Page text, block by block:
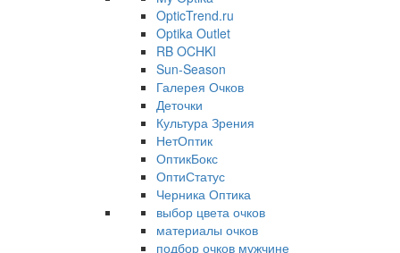
OpticTrend.ru
Optika Outlet
RB OCHKI
Sun-Season
Галерея Очков
Деточки
Культура Зрения
НетОптик
ОптикБокс
ОптиСтатус
Черника Оптика
выбор цвета очков
материалы очков
подбор очков мужчине